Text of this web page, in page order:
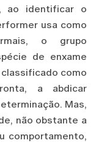
ao identificar o
usa como
o grupo
de enxame
como
a abdicar
Mas,
não obstante a
comportamento,